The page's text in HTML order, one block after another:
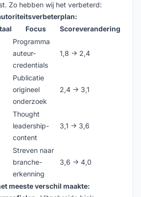
Zo hebben wij het verbeterd:
Focus Scoreverandering
Programma
auteur-
credentials
1,8 → 2,4
Publicatie
origineel
onderzoek
2,4 → 3,1
Thought
leadership-
content
3,1 → 3,6
Streven naar
branche-
erkenning
3,6 → 4,0
meeste verschil maakte: